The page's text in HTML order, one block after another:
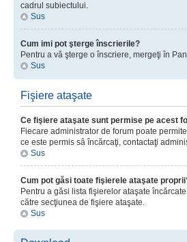
cadrul subiectului.
Sus
Cum imi pot şterge înscrierile?
Pentru a vă şterge o înscriere, mergeţi în
Sus
Fişiere ataşate
Ce fişiere ataşate sunt permise pe acest
Fiecare administrator de forum poate
ce este permis sâ încărcaţi, contactaţi
Sus
Cum pot găsi toate fişierele ataşate
Pentru a găsi lista fişierelor ataşate
către secţiunea de fişiere ataşate.
Sus